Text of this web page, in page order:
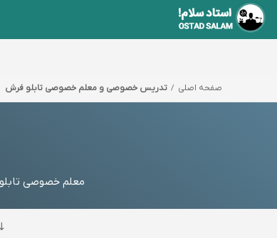
صفحه اصلی تدریس خصوصی و معلم خصوصی تابلو فرش
معلم خصوصی